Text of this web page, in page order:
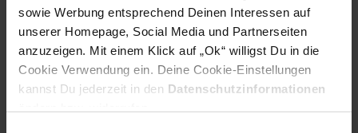
sowie Werbung entsprechend Deinen Interessen auf
unserer Homepage, Social Media und Partnerseiten
anzuzeigen. Mit einem Klick auf „Ok“ willigst Du in die
Cookie Verwendung ein. Deine Cookie-Einstellungen
kannst Du jederzeit in den Datenschutzinformationen
Payback Punkte Basis°Punkte:
42
Extra°Punkte:
0
Produktbeschreibung